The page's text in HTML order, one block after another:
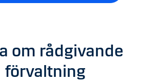
om rådgivande
förvaltning